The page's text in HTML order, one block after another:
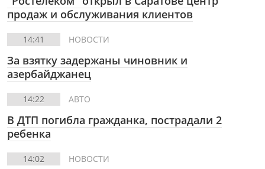
продаж и обслуживания клиентов
14:41 НОВОСТИ
За взятку задержаны чиновник и
азербайджанец
14:22 АВТО
В ДТП погибла гражданка, пострадали 2
ребенка
14:02 НОВОСТИ